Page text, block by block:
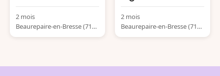
2 mois
Beaurepaire-en-Bresse (7158
0) France
2 mois
Beaurepaire-en-Bresse (7158
0) France